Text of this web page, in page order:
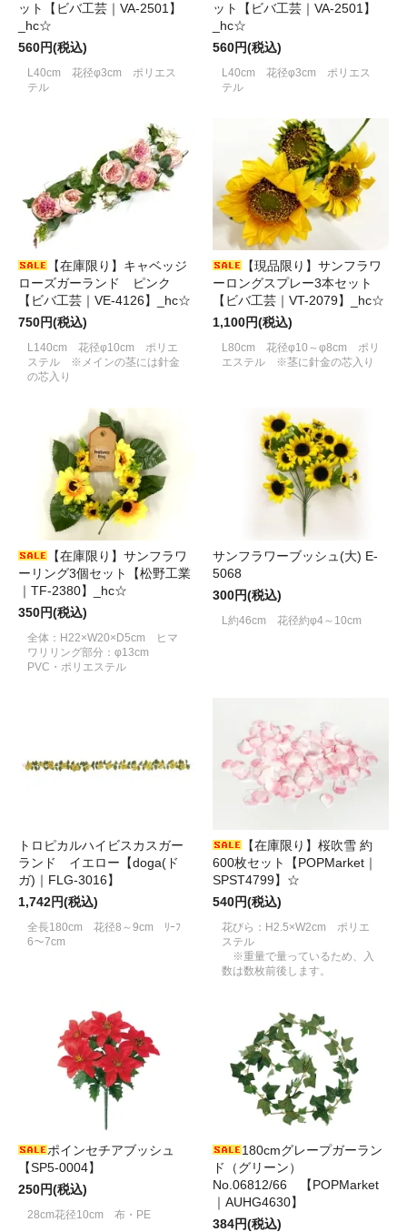
ット【ビバ工芸｜VA-2501】
_hc☆
560円(税込)
L40cm 花径φ3cm ポリエス
テル
ット【ビバ工芸｜VA-2501】
_hc☆
560円(税込)
L40cm 花径φ3cm ポリエス
テル
【在庫限り】キャベッジ
ローズガーランド ピンク
【ビバ工芸｜VE-4126】_hc☆
750円(税込)
L140cm 花径φ10cm ポリエ
ステル ※メインの茎には針金
の芯入り
【現品限り】サンフラワ
ーロングスプレー3本セット
【ビバ工芸｜VT-2079】_hc☆
1,100円(税込)
L80cm 花径φ10～φ8cm ポリ
エステル ※茎に針金の芯入り
【在庫限り】サンフラワ
ーリング3個セット【松野工業
｜TF-2380】_hc☆
350円(税込)
全体：H22×W20×D5cm ヒマ
ワリリング部分：φ13cm
PVC・ポリエステル
サンフラワーブッシュ(大) E-
5068
300円(税込)
L約46cm 花径約φ4～10cm
トロピカルハイビスカスガー
ランド イエロー【doga(ド
ガ)｜FLG-3016】
1,742円(税込)
全長180cm 花径8～9cm ﾘｰﾌ
6～7cm
【在庫限り】桜吹雪 約
600枚セット【POPMarket｜
SPST4799】☆
540円(税込)
花びら：H2.5×W2cm ポリエ
ステル
※重量で量っているため、入
数は数枚前後します。
ポインセチアブッシュ
【SP5-0004】
250円(税込)
28cm花径10cm 布・PE
180cmグレープガーラン
ド（グリーン）
No.06812/66 【POPMarket
｜AUHG4630】
384円(税込)